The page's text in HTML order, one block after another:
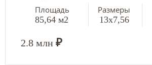
Площадь
85,64 м2
Размеры
13х7,56
2.8 млн ₽